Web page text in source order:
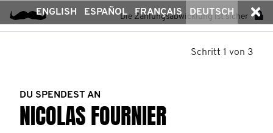
ENGLISH ESPAÑOL FRANÇAIS DEUTSCH
Die Zahlungsabwicklung ist sicher
Schritt 1 von 3
DU SPENDEST AN
NICOLAS FOURNIER